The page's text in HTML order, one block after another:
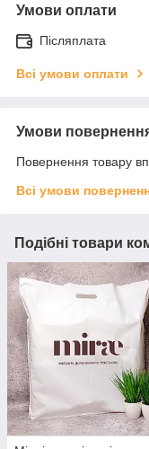
Умови оплати
Післяплата
Всі умови оплати
Умови
Повернення товару
Всі умови
Подібні товари